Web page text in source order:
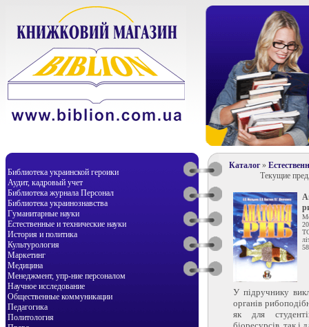
Библиотека украинской героики
Аудит, кадровый учет
Библиотека журнала Персонал
Библиотека украинознавства
Гуманитарные науки
Естественные и технические науки
История и политика
Культурология
Маркетинг
Медицина
Менеджмент, упр-ние персоналом
Научное исследование
Общественные коммуникации
Педагогика
Политология
Каталог»
Текущие
У підручнику
органів
як для